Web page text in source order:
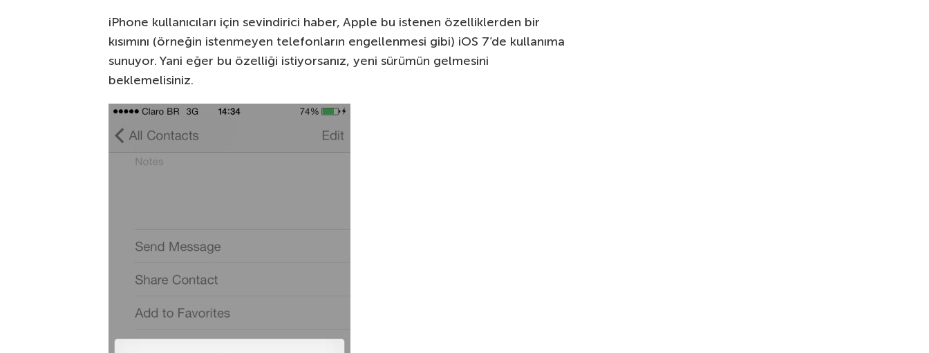
iPhone kullanıcıları için sevindirici haber, Apple bu istenen özelliklerden bir
kısımını (örneğin istenmeyen telefonların engellenmesi gibi) iOS 7’de kullanıma
sunuyor. Yani eğer bu özelliği istiyorsanız, yeni sürümün gelmesini
beklemelisiniz.